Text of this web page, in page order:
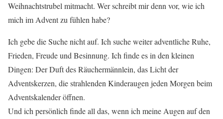
Weihnachtstrubel mitmacht. Wer schreibt mir denn vor, wie ich
mich im Advent zu fühlen habe?
Ich gebe die Suche nicht auf. Ich suche weiter adventliche Ruhe,
Frieden, Freude und Besinnung. Ich finde es in den kleinen
Dingen: Der Duft des Räuchermännlein, das Licht der
Adventskerzen, die strahlenden Kinderaugen jeden Morgen beim
Adventskalender öffnen.
Und ich persönlich finde all das, wenn ich meine Augen auf den